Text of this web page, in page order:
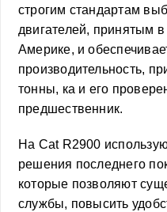
строгим стандартам
двигателей, принятым
Америке, и
производительность,
тонны, ка и его
предшественник.
На Cat R2900
решения последнего
которые позволяют
службы, повысить